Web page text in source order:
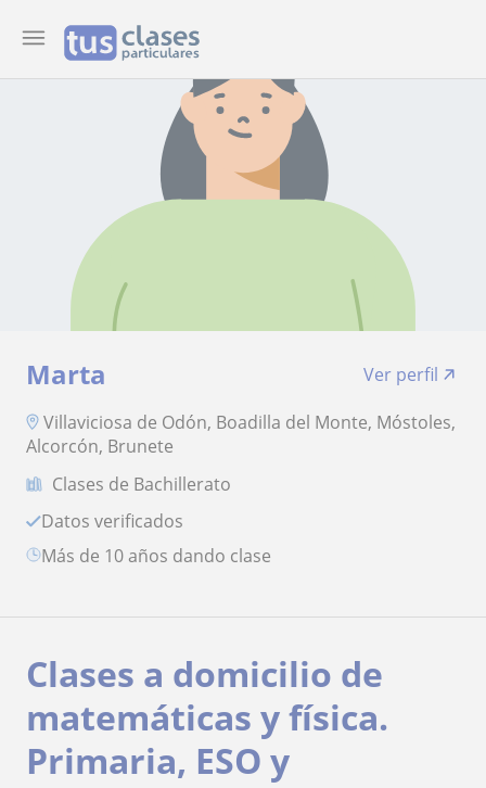
Marta
Ver perfil
Villaviciosa de Odón, Boadilla del Monte, Móstoles,
Alcorcón, Brunete
Clases de Bachillerato
Datos verificados
más de 10 años dando clase
Clases a domicilio de
matemáticas y física.
Primaria, ESO y